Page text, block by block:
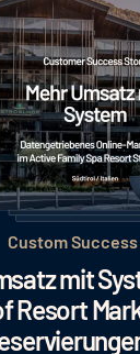
Custom
mit
Resort